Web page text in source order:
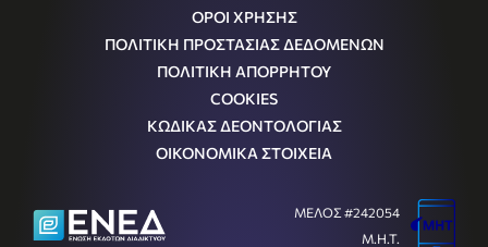
ΟΡΟΙ ΧΡΗΣΗΣ
ΠΟΛΙΤΙΚΗ ΠΡΟΣΤΑΣΙΑΣ ΔΕΔΟΜΕΝΩΝ
ΠΟΛΙΤΙΚΗ ΑΠΟΡΡΗΤΟΥ
COOKIES
ΚΩΔΙΚΑΣ ΔΕΟΝΤΟΛΟΓΙΑΣ
ΟΙΚΟΝΟΜΙΚΑ ΣΤΟΙΧΕΙΑ
ΜΕΛΟΣ #242054
Μ.Η.Τ.